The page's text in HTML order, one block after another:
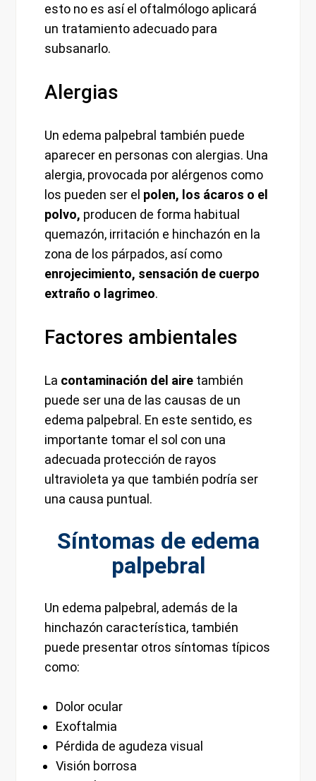
esto no es así el oftalmólogo aplicará
un tratamiento adecuado para
subsanarlo.
Alergias
Un edema palpebral también puede
aparecer en personas con alergias. Una
alergia, provocada por alérgenos como
los pueden ser el polen, los ácaros o el
polvo, producen de forma habitual
quemazón, irritación e hinchazón en la
zona de los párpados, así como
enrojecimiento, sensación de cuerpo
extraño o lagrimeo.
Factores ambientales
La contaminación del aire también
puede ser una de las causas de un
edema palpebral. En este sentido, es
importante tomar el sol con una
adecuada protección de rayos
ultravioleta ya que también podría ser
una causa puntual.
Síntomas de edema
palpebral
Un edema palpebral, además de la
hinchazón característica, también
puede presentar otros síntomas típicos
como:
Dolor ocular
Exoftalmia
Pérdida de agudeza visual
Visión borrosa